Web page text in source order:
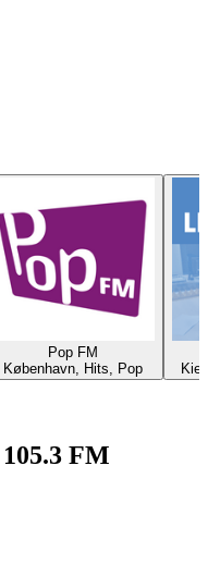
Pop FM
København, Hits, Pop
FM